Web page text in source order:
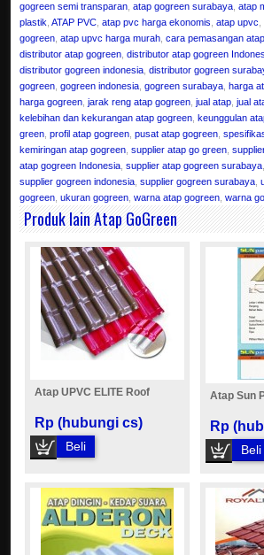
gogreen semi transparan ,atap gogreen surabaya ,atap
plastik ,ATAP PVC ,atap pvc harga ekonomis ,atap upvc
gogreen ,atap upvc harga murah ,cara pemasangan
distributor atap gogreen ,distributor atap gogreen
distributor gogreen indonesia ,distributor gogreen
gogreen ,gogreen indonesia ,gogreen surabaya ,harga
harga gogreen ,jarak reng atap gogreen ,jual atap ,jual
kelebihan dan kekurangan atap gogreen ,keunggulan
green ,profil atap gogreen ,pusat atap gogreen ,
kemiringan atap gogreen ,supplier atap go green ,
atap gogreen Indonesia ,supplier atap gogreen surabaya
supplier gogreen indonesia ,supplier gogreen surabaya ,
gogreen ,ukuran gogreen ,warna atap gogreen ,warna
Produk lain Atap GoGreen
Atap UPVC ELITE Roof
Rp (hubungi cs)
Beli
Atap Sun
Rp
Beli